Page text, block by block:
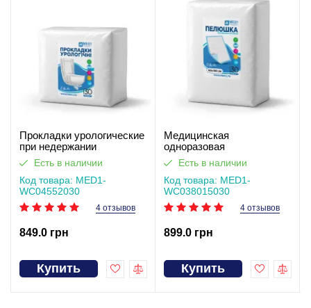
Прокладки урологические
при недержании
одноразовые MED1-
WC04, размер 55×20 см
(30 шт в упаковке)
Есть в наличии
Код товара: MED1-
WC04552030
4 отзывов
849.0 грн
Купить
Медицинская
одноразовая
впитывающая пелёнка
MED1-WC03, размер
80×150 см (30 шт в
упаковке)
Есть в наличии
Код товара: MED1-
WC038015030
4 отзывов
899.0 грн
Купить